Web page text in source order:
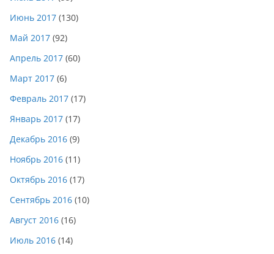
Июнь 2017 (130)
Май 2017 (92)
Апрель 2017 (60)
Март 2017 (6)
Февраль 2017 (17)
Январь 2017 (17)
Декабрь 2016 (9)
Ноябрь 2016 (11)
Октябрь 2016 (17)
Сентябрь 2016 (10)
Август 2016 (16)
Июль 2016 (14)